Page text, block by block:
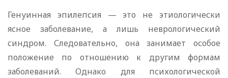
Генуинная эпилепсия — это не этиологически
ясное заболевание, а лишь неврологический
синдром. Следовательно, она занимает особое
положение по отношению к другим формам
заболеваний. Однако для психологической